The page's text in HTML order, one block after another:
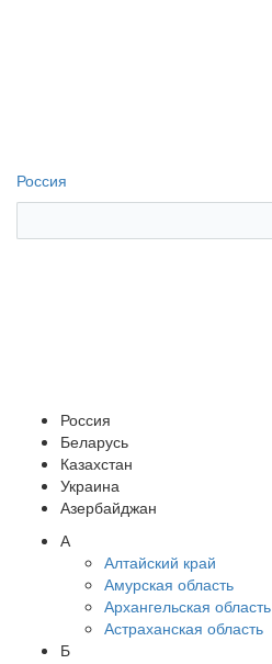
Россия
Россия
Беларусь
Казахстан
Украина
Азербайджан
А
Алтайский край
Амурская область
Архангельская область
Астраханская область
Б